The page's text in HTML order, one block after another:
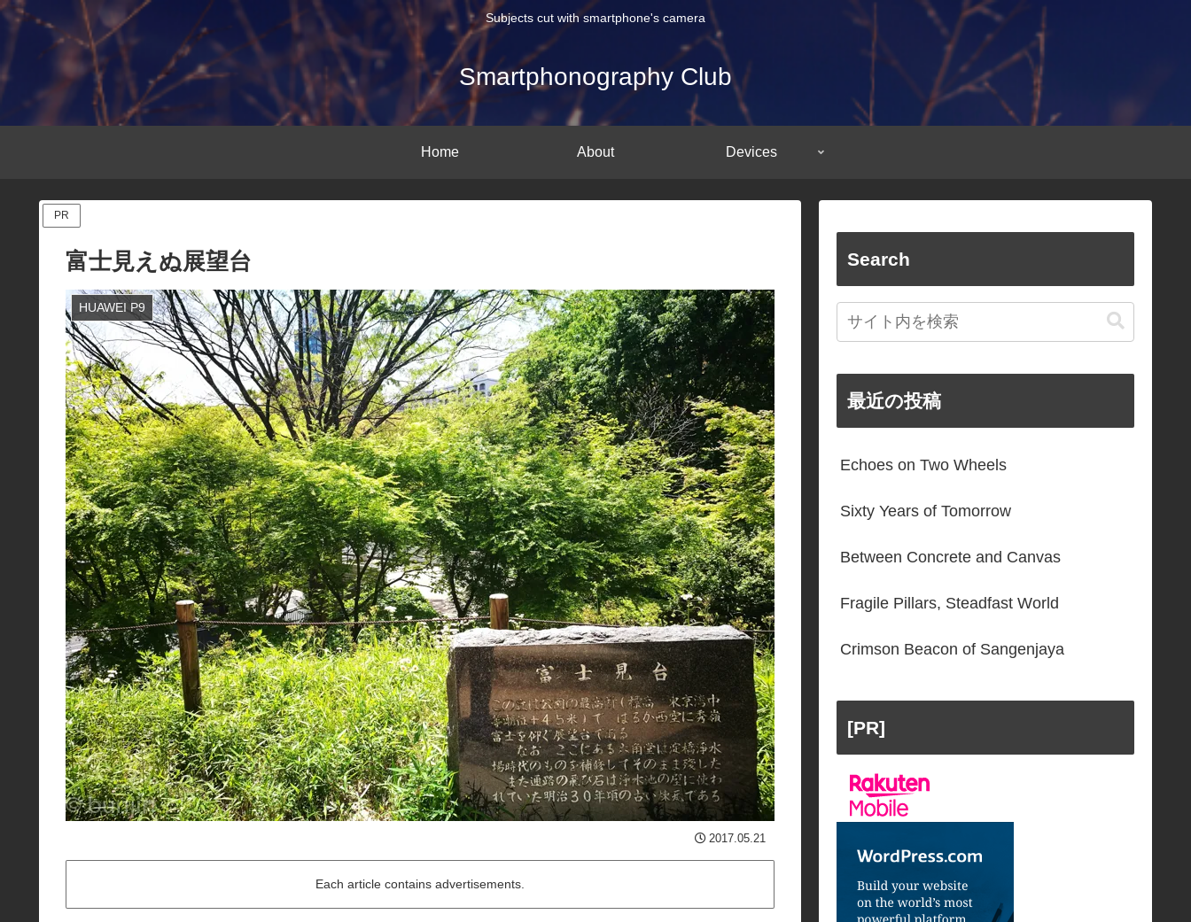
Subjects cut with smartphone's camera
Smartphonography Club
Home About Devices
PR
富士見えぬ展望台
HUAWEI P9
2017.05.21
Each article contains advertisements.
Search
最近の投稿
Echoes on Two Wheels
Sixty Years of Tomorrow
Between Concrete and Canvas
Fragile Pillars, Steadfast World
Crimson Beacon of Sangenjaya
[PR]